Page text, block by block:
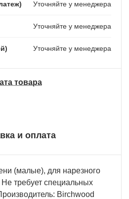
Уточняйте у менеджера
Уточняйте у менеджера
Уточняйте у менеджера
товара
и оплата
(малые), для нарезного
требует специальных
Birchwood